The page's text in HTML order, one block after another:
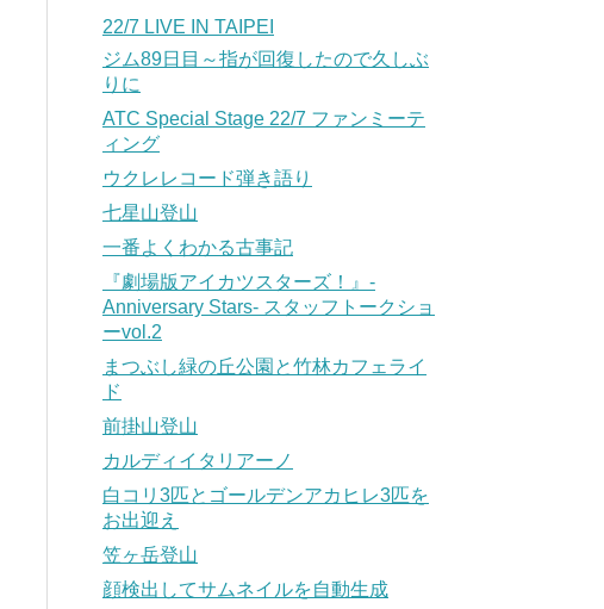
22/7 LIVE IN TAIPEI
ジム89日目～指が回復したので久しぶ
りに
ATC Special Stage 22/7 ファンミーテ
ィング
ウクレレコード弾き語り
七星山登山
一番よくわかる古事記
『劇場版アイカツスターズ！』-
Anniversary Stars- スタッフトークショ
ーvol.2
まつぶし緑の丘公園と竹林カフェライ
ド
前掛山登山
カルディイタリアーノ
白コリ3匹とゴールデンアカヒレ3匹を
お出迎え
笠ヶ岳登山
顔検出してサムネイルを自動生成